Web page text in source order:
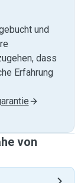
und
dass
Erfahrung
von